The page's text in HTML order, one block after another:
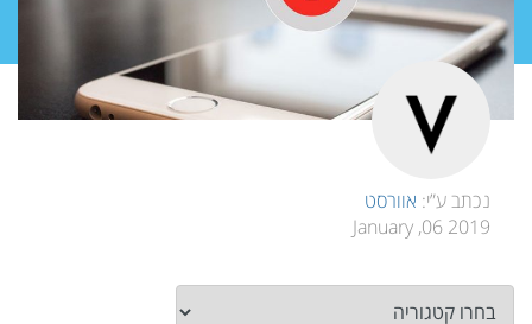
בלוג
נכתב ע”י: אוורסט
2019 06, January